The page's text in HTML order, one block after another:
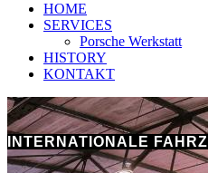
HOME
SERVICES
Porsche Werkstatt
HISTORY
KONTAKT
INTERNATIONALE